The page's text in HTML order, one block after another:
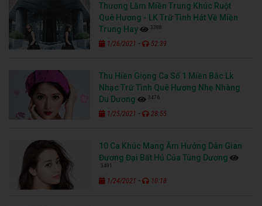
Thương Lắm Miền Trung Khúc Ruột
Quê Hương - LK Trữ Tình Hát Về Miền
Trung Hay
3388
1/26/2021 - 52:39
Thu Hiền Giọng Ca Số 1 Miền Bắc Lk
Nhạc Trữ Tình Quê Hương Nhẹ Nhàng
Du Dương
3476
1/25/2021 - 28:55
10 Ca Khúc Mang Âm Hưởng Dân Gian
Đương Đại Bất Hủ Của Tùng Dương
3491
1/24/2021 - 10:18